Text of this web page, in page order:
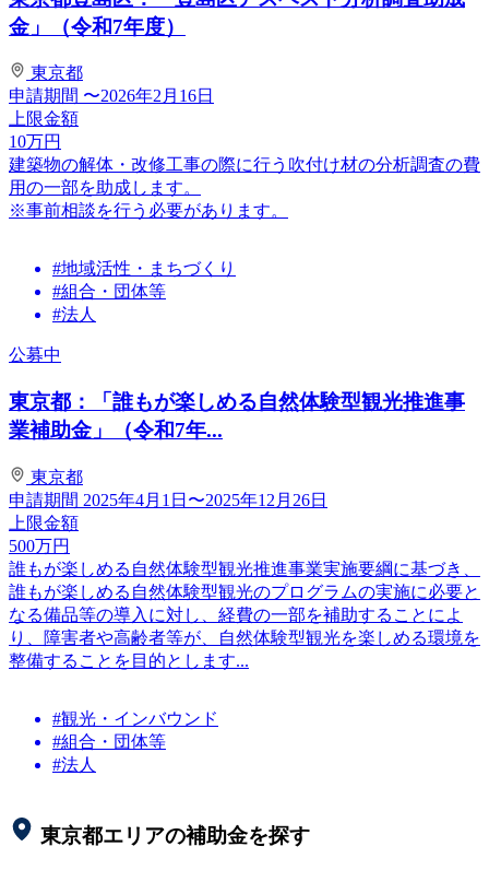
金」（令和7年度）
東京都
申請期間 〜2026年2月16日
上限金額
10万円
建築物の解体・改修工事の際に行う吹付け材の分析調査の費
用の一部を助成します。
※事前相談を行う必要があります。
#地域活性・まちづくり
#組合・団体等
#法人
公募中
東京都：「誰もが楽しめる自然体験型観光推進事
業補助金」（令和7年...
東京都
申請期間 2025年4月1日〜2025年12月26日
上限金額
500万円
誰もが楽しめる自然体験型観光推進事業実施要綱に基づき、
誰もが楽しめる自然体験型観光のプログラムの実施に必要と
なる備品等の導入に対し、経費の一部を補助することによ
り、障害者や高齢者等が、自然体験型観光を楽しめる環境を
整備することを目的とします...
#観光・インバウンド
#組合・団体等
#法人
東京都エリアの補助金を探す